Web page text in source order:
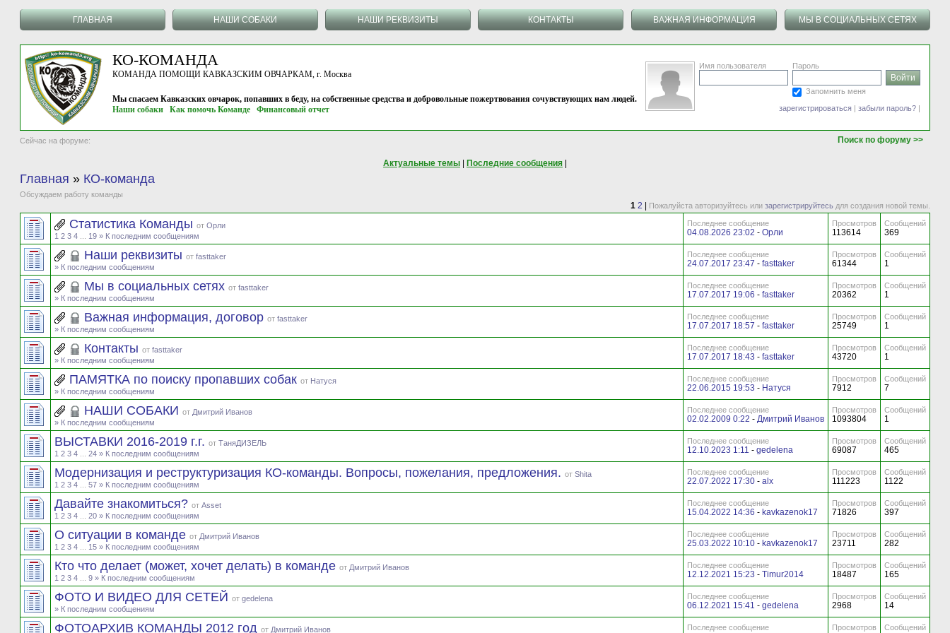
ГЛАВНАЯ НАШИ СОБАКИ НАШИ РЕКВИЗИТЫ КОНТАКТЫ ВАЖНАЯ ИНФОРМАЦИЯ МЫ В СОЦИАЛЬНЫХ СЕТЯХ
КО-КОМАНДА
КОМАНДА ПОМОЩИ КАВКАЗСКИМ ОВЧАРКАМ, г. Москва
Мы спасаем Кавказских овчарок, попавших в беду, на собственные средства и добровольные пожертвования сочувствующих нам людей.
Наши собаки
Как помочь Команде Финансовый отчет
Имя пользователя Пароль
Запомнить меня
зарегистрироваться | забыли пароль? |
Сейчас на форуме: Поиск по форуму >>
Актуальные темы Последние сообщения
Главная » КО-команда
Обсуждаем работу команды
1 2 Пожалуйста авторизуйтесь или зарегистрируйтесь для создания новой темы.
Статистика Команды от Орли
1 2 3 4 19 » К последним сообщениям
Последнее сообщение
04.08.2026 23:02 - Орли
Просмотров
113614
Сообщений
369
Наши реквизиты от fasttaker
» К последним сообщениям
Последнее сообщение
24.07.2017 23:47 - fasttaker
Просмотров
61344
Сообщений
1
Мы в социальных сетях от fasttaker
» К последним сообщениям
Последнее сообщение
17.07.2017 19:06 - fasttaker
Просмотров
20362
Сообщений
1
Важная информация, договор от fasttaker
» К последним сообщениям
Последнее сообщение
17.07.2017 18:57 - fasttaker
Просмотров
25749
Сообщений
1
Контакты от fasttaker
» К последним сообщениям
Последнее сообщение
17.07.2017 18:43 - fasttaker
Просмотров
43720
Сообщений
1
ПАМЯТКА по поиску пропавших собак от Натуся
» К последним сообщениям
Последнее сообщение
22.06.2015 19:53 - Натуся
Просмотров
7912
Сообщений
7
НАШИ СОБАКИ от Дмитрий Иванов
» К последним сообщениям
Последнее сообщение
02.02.2009 0:22 - Дмитрий Иванов
Просмотров
1093804
Сообщений
1
ВЫСТАВКИ 2016-2019 г.г. от ТаняДИЗЕЛЬ
1 2 3 4 24 » К последним сообщениям
Последнее сообщение
12.10.2023 1:11 - gedelena
Просмотров
69087
Сообщений
465
Модернизация и реструктуризация КО-команды. Вопросы, пожелания, предложения. от Shita
1 2 3 4 57 » К последним сообщениям
Последнее сообщение
22.07.2022 17:30 - alx
Просмотров
111223
Сообщений
1122
Давайте знакомиться? от Asset
1 2 3 4 20 » К последним сообщениям
Последнее сообщение
15.04.2022 14:36 - kavkazenok17
Просмотров
71826
Сообщений
397
О ситуации в команде от Дмитрий Иванов
1 2 3 4 15 » К последним сообщениям
Последнее сообщение
25.03.2022 10:10 - kavkazenok17
Просмотров
23711
Сообщений
282
Кто что делает (может, хочет делать) в команде от Дмитрий Иванов
1 2 3 4 9 » К последним сообщениям
Последнее сообщение
12.12.2021 15:23 - Timur2014
Просмотров
18487
Сообщений
165
ФОТО И ВИДЕО ДЛЯ СЕТЕЙ от gedelena
» К последним сообщениям
Последнее сообщение
06.12.2021 15:41 - gedelena
Просмотров
2968
Сообщений
14
ФОТОАРХИВ КОМАНДЫ 2012 год от Дмитрий Иванов Последнее сообщение Просмотров Сообщений